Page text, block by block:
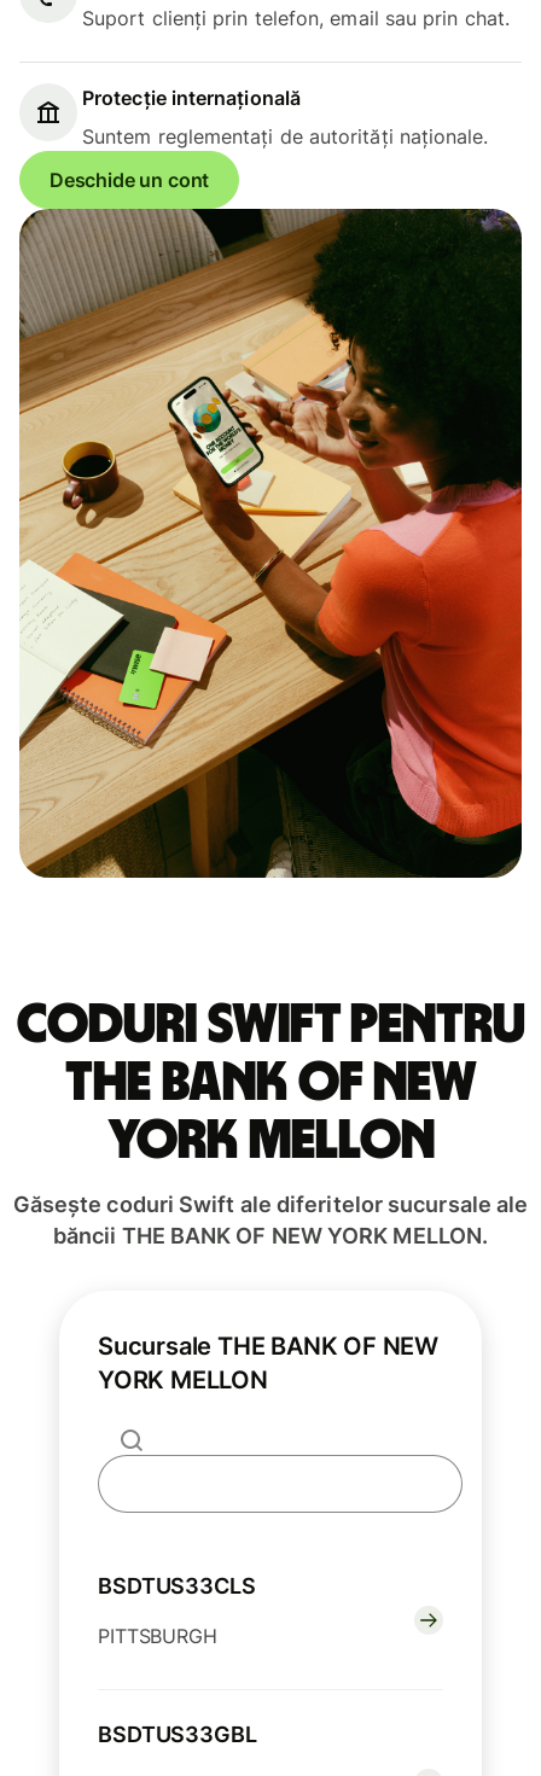
Suport clienți prin telefon, email sau prin chat.
Protecție internațională
Suntem reglementați de autorități naționale.
Deschide un cont
Coduri Swift pentru
THE BANK OF NEW
YORK MELLON
Găsește coduri Swift ale diferitelor sucursale ale
băncii THE BANK OF NEW YORK MELLON.
Sucursale THE BANK OF NEW
YORK MELLON
BSDTUS33CLS
PITTSBURGH
BSDTUS33GBL